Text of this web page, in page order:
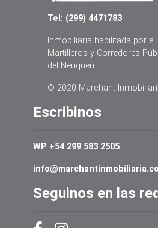
Tel: (299) 4471783
Inmobiliaria habilitada por el
Martilleros y Corredores
del Neuquén
© 2020 Marchant
Escribinos
WP +54 299 583 2505
Seguinos en las